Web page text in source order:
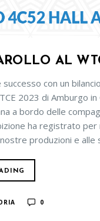
AL
con un
2023 di Amburgo
a bordo delle
ha registrato
produzioni e alle
0